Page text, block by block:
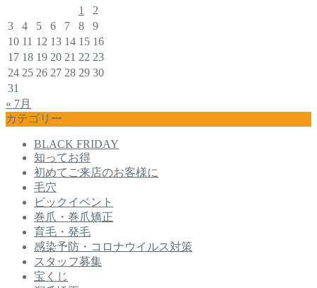
1
2
3
4 5 6 7 8
9
10 11 12 13 14 15 16
17 18 19 20 21 22 23
24 25 26 27 28 29 30
31
« 7月
カテゴリー
BLACK FRIDAY
知ってお得
初めてご来店のお客様に
毛穴
ビックイベント
巻爪・巻爪矯正
育毛・発毛
感染予防・コロナウイルス対策
スタッフ募集
宝くじ